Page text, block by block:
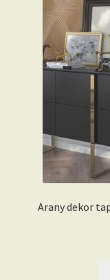
Arany dekor